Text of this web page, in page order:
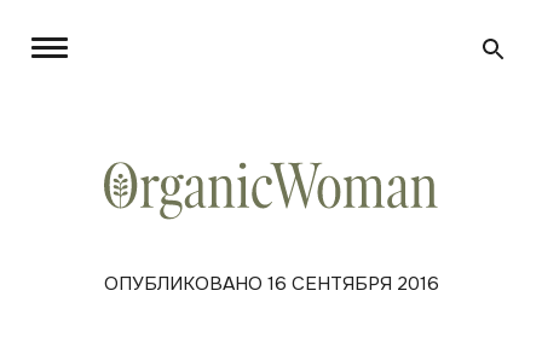
ОПУБЛИКОВАНО 16 СЕНТЯБРЯ 2016